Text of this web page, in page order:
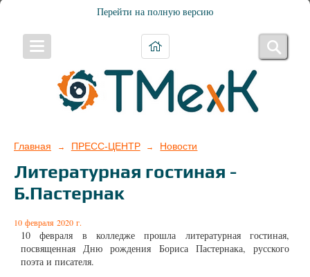
Перейти на полную версию
Главная → ПРЕСС-ЦЕНТР → Новости
Литературная гостиная -
Б.Пастернак
10 февраля 2020 г.
10 февраля в колледже прошла литературная гостиная,
посвященная Дню рождения Бориса Пастернака, русского
поэта и писателя.